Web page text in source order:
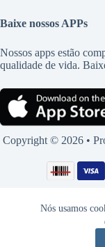
Nós usamos
Baixe nossos APPs
Nossos apps estão
qualidade de vida.
Copyright © 2026 •